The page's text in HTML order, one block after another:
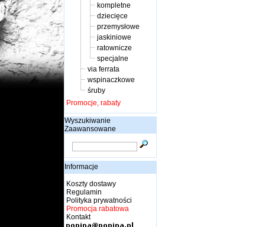
kompletne
dziecięce
przemysłowe
jaskiniowe
ratownicze
specjalne
via ferrata
wspinaczkowe
śruby
Promocje, rabaty
Wyszukiwanie
Zaawansowane
Informacje
Koszty dostawy
Regulamin
Polityka prywatności
Promocja rabatowa
Kontakt